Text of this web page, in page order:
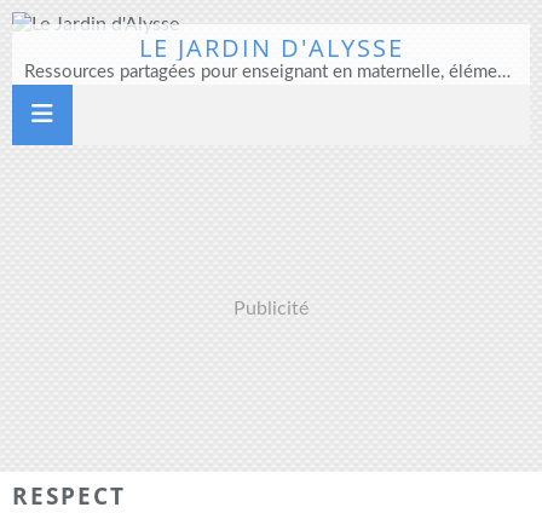
LE JARDIN D'ALYSSE
Ressources partagées pour enseignant en maternelle, élémentaire et direction d'école
Publicité
RESPECT